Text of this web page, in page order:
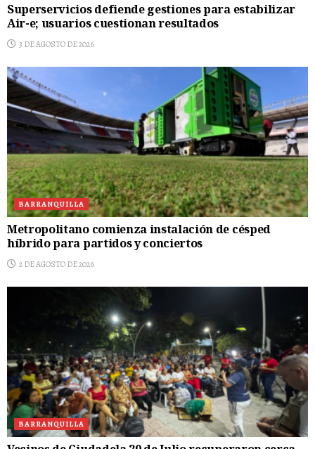
Superservicios defiende gestiones para estabilizar
Air-e; usuarios cuestionan resultados
3 DE AGOSTO DE 2026
BARRANQUILLA
Metropolitano comienza instalación de césped
híbrido para partidos y conciertos
2 DE AGOSTO DE 2026
BARRANQUILLA